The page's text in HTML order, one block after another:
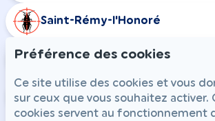
Saint-Rémy-l'Honoré
Conflans-Sainte-Honorine
Rosny-sur-Seine
Préférence des cookies
Ce site utilise des cookies et vous
sur ceux que vous souhaitez activer.
cookies servent au fonctionnement